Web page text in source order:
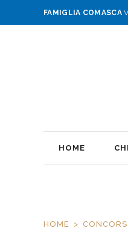
FAMIGLIA COMASCA
HOME
HOME